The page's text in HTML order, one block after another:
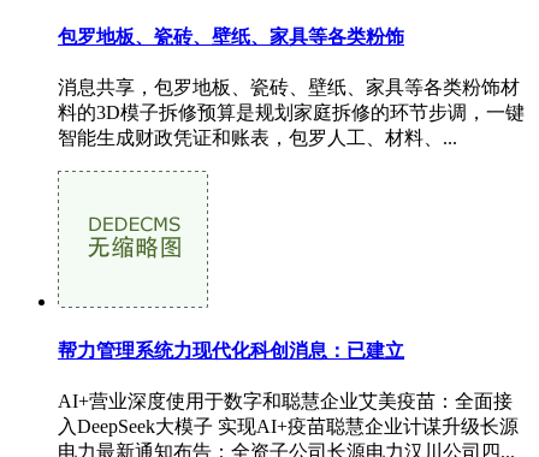
包罗地板、瓷砖、壁纸、家具等各类粉饰
消息共享，包罗地板、瓷砖、壁纸、家具等各类粉饰材
料的3D模子拆修预算是规划家庭拆修的环节步调，一键
智能生成财政凭证和账表，包罗人工、材料、...
帮力管理系统力现代化科创消息：已建立
AI+营业深度使用于数字和聪慧企业艾美疫苗：全面接
入DeepSeek大模子 实现AI+疫苗聪慧企业计谋升级长源
电力最新通知布告：全资子公司长源电力汉川公司四...